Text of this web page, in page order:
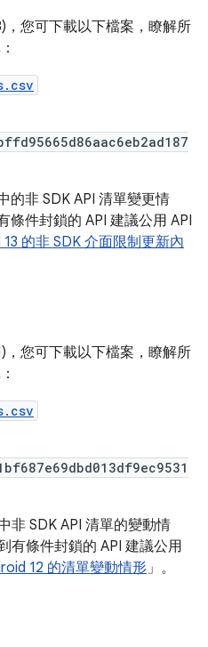
，您可下載以下檔案，瞭解所
的非 SDK API 清單變更情
條件封鎖的 API 建議公用 API
的非 SDK 介面限制更新內
，您可下載以下檔案，瞭解所
非 SDK API 清單的變動情
有條件封鎖的 API 建議公用
12 的清單變動情形」。